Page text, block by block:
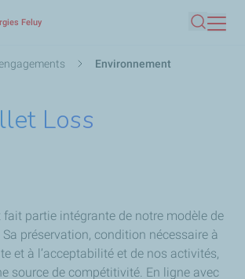
contenu
Feluy
Environnement
Loss
fait partie intégrante de notre modèle de
préservation, condition nécessaire à
et à l’acceptabilité et de nos activités,
source de compétitivité. En ligne avec